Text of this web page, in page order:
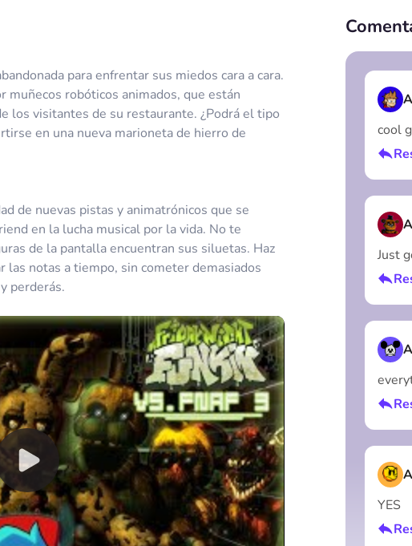
para enfrentar sus miedos cara a cara.
muñecos robóticos animados, que están
los visitantes de su restaurante. ¿Podrá el tipo
en una nueva marioneta de hierro de
de nuevas pistas y animatrónicos que se
en la lucha musical por la vida. No te
de la pantalla encuentran sus siluetas. Haz
las notas a tiempo, sin cometer demasiados
perderás.
cool
Just
YES